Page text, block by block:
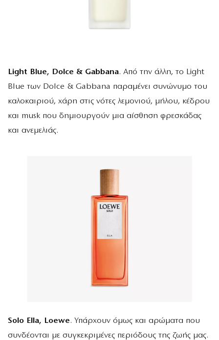
Light Blue, Dolce & Gabbana. Από την άλλη, το Light
Blue των Dolce & Gabbana παραμένει συνώνυμο του
καλοκαιριού, χάρη στις νότες λεμονιού, μήλου, κέδρου
και musk που δημιουργούν μια αίσθηση φρεσκάδας
και ανεμελιάς.
Solo Ella, Loewe. Υπάρχουν όμως και αρώματα που
συνδέονται με συγκεκριμένες περιόδους της ζωής μας.